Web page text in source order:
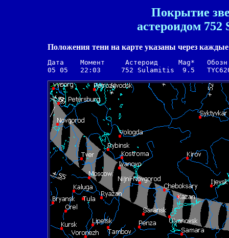
Покрытие
астероидом 752
Положения тени на карте указаны через каждые
Дата    Момент     Астероид     Mag*